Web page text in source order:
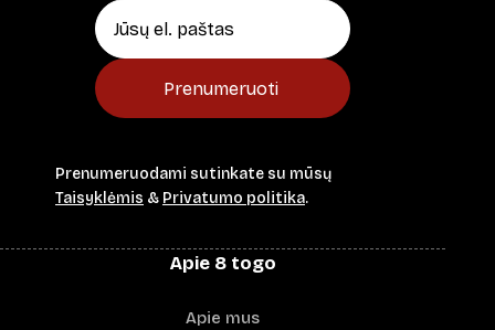
Prenumeruoti
Prenumeruodami sutinkate su mūsų
Taisyklėmis & Privatumo politika.
Apie 8 togo
Apie mus